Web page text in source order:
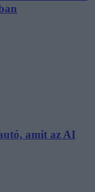
amit az AI